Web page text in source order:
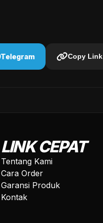
Telegram Copy Link
LINK CEPAT
Tentang Kami
Cara Order
Garansi Produk
Kontak